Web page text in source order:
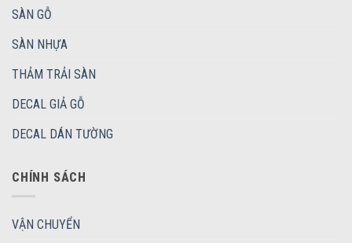
SÀN GỖ
SÀN NHỰA
THẢM TRẢI SÀN
DECAL GIẢ GỖ
DECAL DÁN TƯỜNG
CHÍNH SÁCH
VẬN CHUYỂN